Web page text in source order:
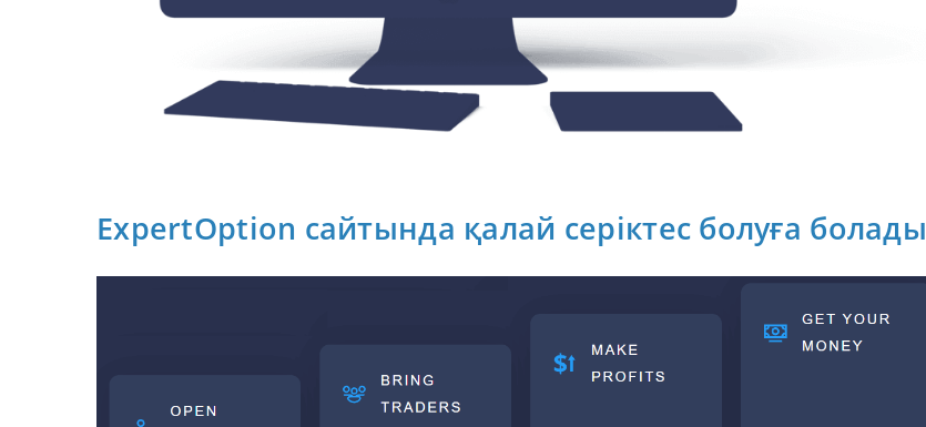
ExpertOption сайтында қалай серіктес болуға болады